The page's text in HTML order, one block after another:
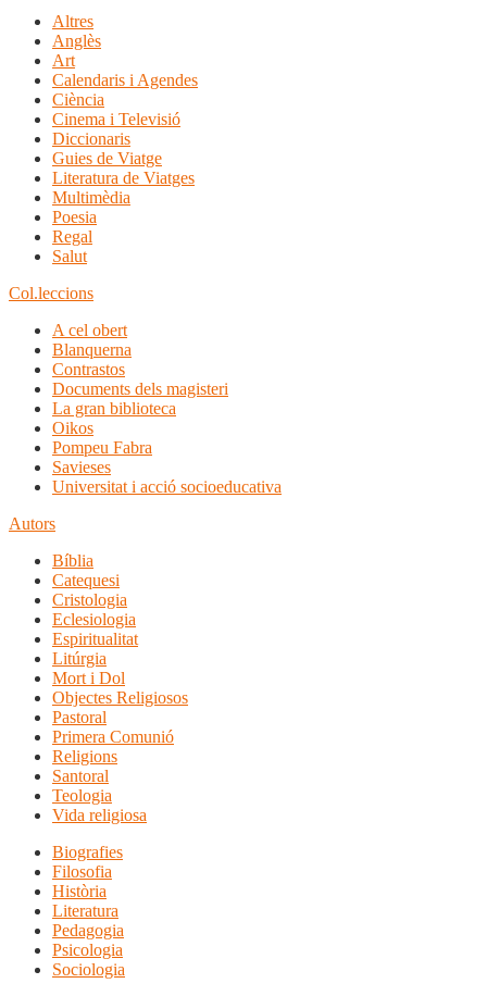
Altres
Anglès
Art
Calendaris i Agendes
Ciència
Cinema i Televisió
Diccionaris
Guies de Viatge
Literatura de Viatges
Multimèdia
Poesia
Regal
Salut
Col.leccions
A cel obert
Blanquerna
Contrastos
Documents dels magisteri
La gran biblioteca
Oikos
Pompeu Fabra
Savieses
Universitat i acció socioeducativa
Autors
Bíblia
Catequesi
Cristologia
Eclesiologia
Espiritualitat
Litúrgia
Mort i Dol
Objectes Religiosos
Pastoral
Primera Comunió
Religions
Santoral
Teologia
Vida religiosa
Biografies
Filosofia
Història
Literatura
Pedagogia
Psicologia
Sociologia